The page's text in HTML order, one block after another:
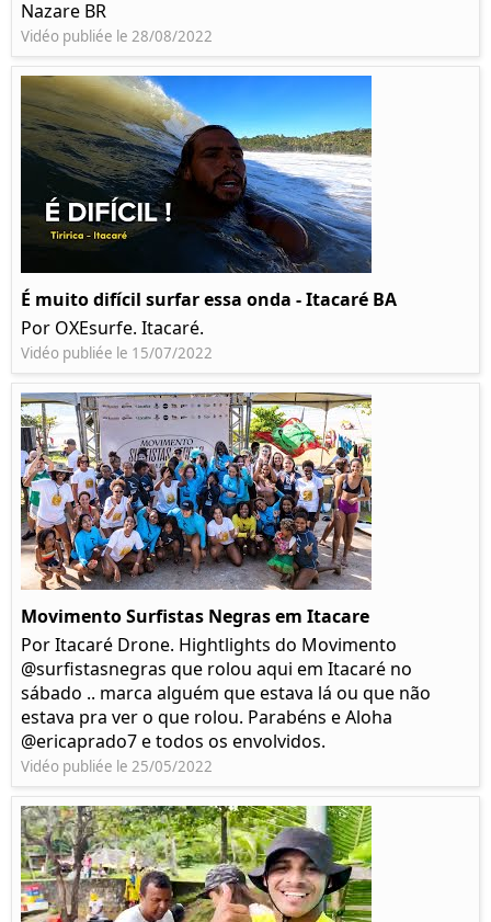
Nazare BR
Vidéo publiée le 28/08/2022
É muito difícil surfar essa onda - Itacaré BA
Por OXEsurfe. Itacaré.
Vidéo publiée le 15/07/2022
Movimento Surfistas Negras em Itacare
Por Itacaré Drone. Hightlights do Movimento
@surfistasnegras que rolou aqui em Itacaré no
sábado .. marca alguém que estava lá ou que não
estava pra ver o que rolou. Parabéns e Aloha
@ericaprado7 e todos os envolvidos.
Vidéo publiée le 25/05/2022